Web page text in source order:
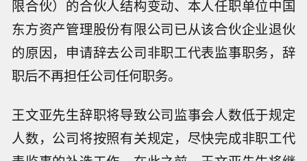
限合伙）的合伙人结构变动、本人任职单位中国
东方资产管理股份有限公司已从该合伙企业退伙
的原因，申请辞去公司非职工代表监事职务，辞
职后不再担任公司任何职务。
王文亚先生辞职将导致公司监事会人数低于规定
人数，公司将按照有关规定，尽快完成非职工代